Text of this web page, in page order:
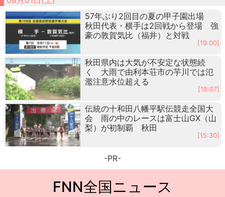
57年ぶり2回目の夏の甲子園出場
秋田代表・横手は2回戦から登場 強
豪の敦賀気比（福井）と対戦
[19:00]
秋田県内は大気が不安定な状態続
く 大雨で由利本荘市の芋川では氾
濫注意水位超える
[18:07]
伝統の十和田八幡平駅伝競走全国大
会 雨の中のレースは富士山GX（山
梨）が初制覇 秋田
[15:30]
-PR-
FNN全国ニュース